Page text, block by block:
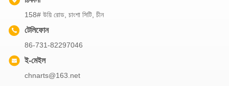
158# উয়ি রোড, চাংশা সিটি, চীন
টেলিফোন
86-731-82297046
ই-মেইল
chnarts@163.net